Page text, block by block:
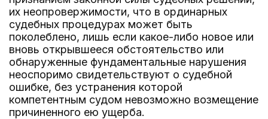
их неопровержимости, что в ординарных
судебных процедурах может быть
поколеблено, лишь если какое-либо новое или
вновь открывшееся обстоятельство или
обнаруженные фундаментальные нарушения
неоспоримо свидетельствуют о судебной
ошибке, без устранения которой
компетентным судом невозможно возмещение
причиненного ею ущерба.